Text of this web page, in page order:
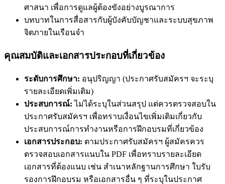
ศาสนา เพื่อการดูแลผู้ต้องขังอย่างบูรณาการ
บทบาทในการสื่อสารกับผู้บังคับบัญชาและระบบสุขภาพ
จิตภายในเรือนจำ
คุณสมบัติและเอกสารประกอบที่เกี่ยวข้อง
ระดับการศึกษา: อนุปริญญา (ประกาศรับสมัครฯ จะระบุ
รายละเอียดเพิ่มเติม)
ประสบการณ์: ไม่ได้ระบุในส่วนสรุป แต่ควรตรวจสอบใน
ประกาศรับสมัครฯ เพื่อทราบเงื่อนไขเพิ่มเติมเกี่ยวกับ
ประสบการณ์การทำงานหรือการฝึกอบรมที่เกี่ยวข้อง
เอกสารประกอบ: ตามประกาศรับสมัครฯ ผู้สมัครควร
ตรวจสอบเอกสารแนบใน PDF เพื่อทราบรายละเอียด
เอกสารที่ต้องแนบ เช่น สำเนาหลักฐานการศึกษา ใบรับ
รองการฝึกอบรม หรือเอกสารอื่น ๆ ที่ระบุในประกาศ